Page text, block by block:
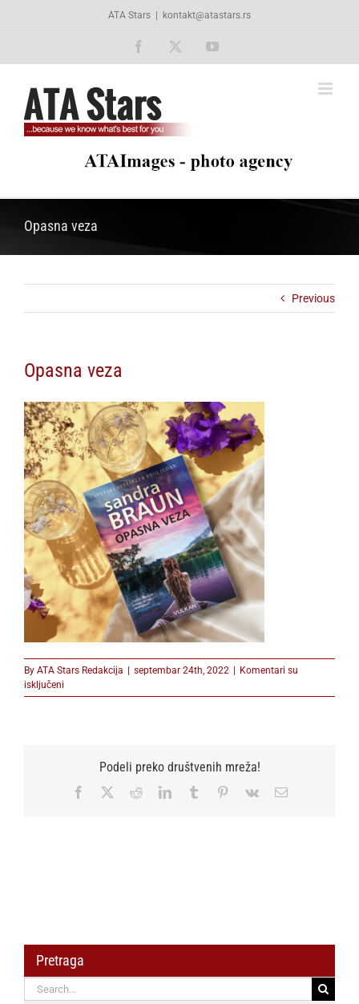
ATA Stars kontakt@atastars.rs
Facebook YouTube
Opasna veza
Previous
Opasna veza
By ATA Stars Redakcija | septembar 24th, 2022 | Komentari su
isključeni
Opasna
Podeli preko društvenih mreža!
Facebook RedditLinkedInTumblr Pinterest
Vk Email
Pretraga
Search